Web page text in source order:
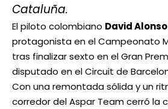
Cataluña.
El piloto colombiano David
protagonista en el Campeonato
tras finalizar sexto en el Gran
disputado en el Circuit de
Con una remontada sólida y un
corredor del Aspar Team cerró la